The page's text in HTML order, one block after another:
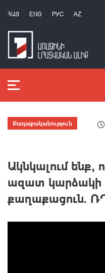
ՀԱՅ ENG РУС AZ
Քաղաքականություն
Ակնկալում ենք,
ազատ կարձակի
քաղաքացուն.